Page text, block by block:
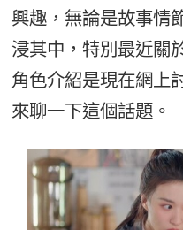
興趣，無論是故事情
浸其中，特別最近關
角色介紹是現在網上
來聊一下這個話題。